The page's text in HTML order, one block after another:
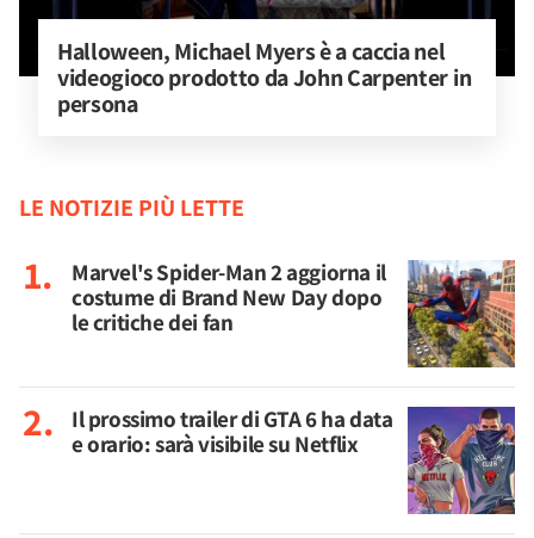
Halloween, Michael Myers è a caccia nel
videogioco prodotto da John Carpenter in
persona
LE NOTIZIE PIÙ LETTE
Marvel's Spider-Man 2 aggiorna il
costume di Brand New Day dopo
le critiche dei fan
Il prossimo trailer di GTA 6 ha data
e orario: sarà visibile su Netflix